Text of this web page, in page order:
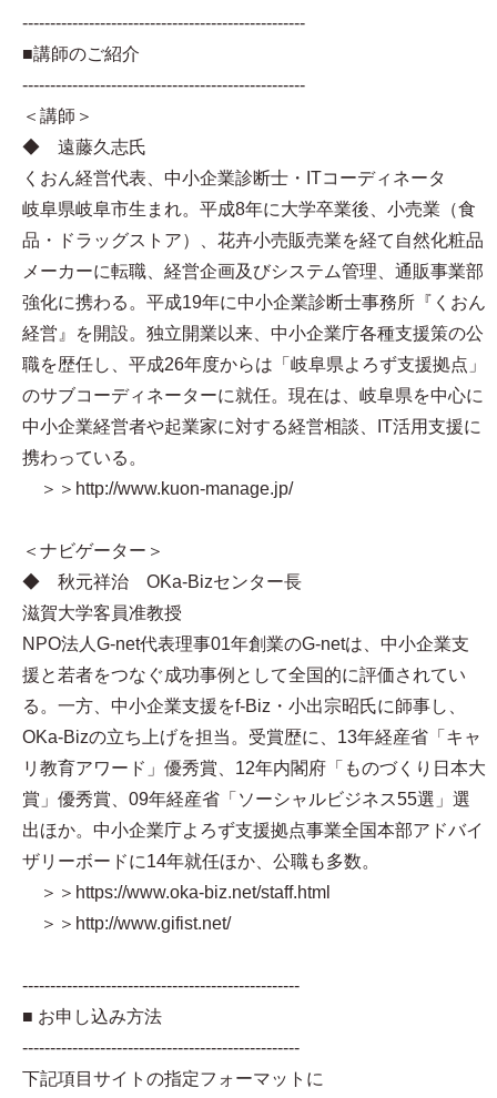
---------------------------------------------------
■講師のご紹介
---------------------------------------------------
＜講師＞
◆ 遠藤久志氏
くおん経営代表、中小企業診断士・ITコーディネータ
岐阜県岐阜市生まれ。平成8年に大学卒業後、小売業（食
品・ドラッグストア）、花卉小売販売業を経て自然化粧品
メーカーに転職、経営企画及びシステム管理、通販事業部
強化に携わる。平成19年に中小企業診断士事務所『くおん
経営』を開設。独立開業以来、中小企業庁各種支援策の公
職を歴任し、平成26年度からは「岐阜県よろず支援拠点」
のサブコーディネーターに就任。現在は、岐阜県を中心に
中小企業経営者や起業家に対する経営相談、IT活用支援に
携わっている。
＞＞http://www.kuon-manage.jp/
＜ナビゲーター＞
◆ 秋元祥治 OKa-Bizセンター長
滋賀大学客員准教授
NPO法人G-net代表理事 01年創業のG-netは、中小企業支
援と若者をつなぐ成功事例として全国的に評価されてい
る。一方、中小企業支援をf-Biz・小出宗昭氏に師事し、
OKa-Bizの立ち上げを担当。受賞歴に、13年経産省「キャ
リ教育アワード」優秀賞、12年内閣府「ものづくり日本大
賞」優秀賞、09年経産省「ソーシャルビジネス55選」選
出ほか。中小企業庁よろず支援拠点事業全国本部アドバイ
ザリーボードに14年就任ほか、公職も多数。
＞＞https://www.oka-biz.net/staff.html
＞＞http://www.gifist.net/
--------------------------------------------------
■ お申し込み方法
--------------------------------------------------
下記項目サイトの指定フォーマットに